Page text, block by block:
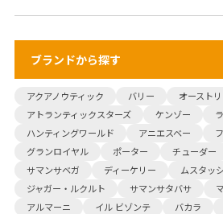
ブランドから探す
アクアノウティック バリー オースト
アトランティックスターズ
ケンゾー
ハンティングワールド
アニエスベー
グランロイヤル
ポーター チューダー
サマンサベガ
ディーケリー
ムスタッ
ジャガー・ルクルト
サマンサタバサ
アルマーニ
イル ビゾンテ バカラ